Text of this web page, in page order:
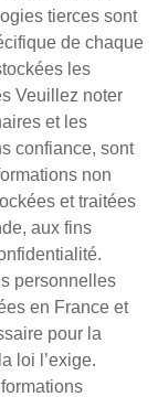
tierces sont
de chaque
les
Veuillez noter
et les
confiance, sont
non
et traitées
aux fins
personnelles
en France et
pour la
loi l’exige.